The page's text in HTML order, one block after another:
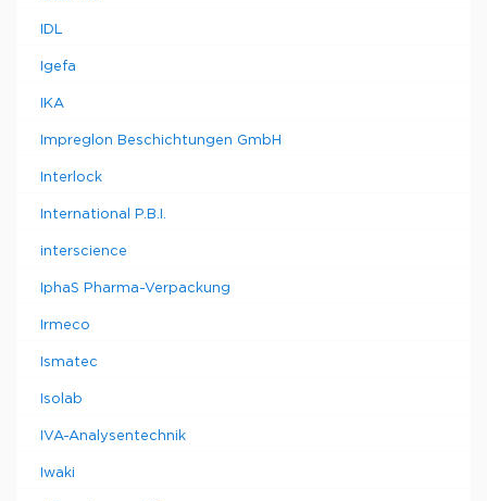
IDL
Igefa
IKA
Impreglon Beschichtungen GmbH
Interlock
International P.B.I.
interscience
IphaS Pharma-Verpackung
Irmeco
Ismatec
Isolab
IVA-Analysentechnik
Iwaki